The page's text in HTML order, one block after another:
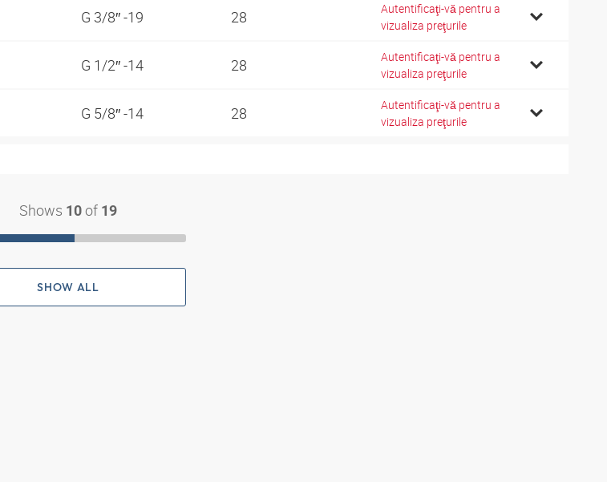
G 3/8″ -19 28
Autentificaţi-vă pentru a
vizualiza preţurile
G 1/2″ -14 28
Autentificaţi-vă pentru a
vizualiza preţurile
G 5/8″ -14 28
Autentificaţi-vă pentru a
vizualiza preţurile
Shows 10 of 19
SHOW ALL